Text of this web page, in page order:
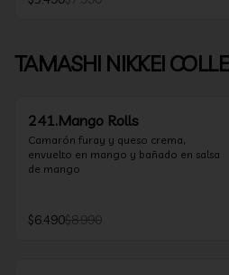
TAMASHI NIKKEI
241.Mango Rolls
Camarón furay y queso crema,
envuelto en mango y bañado en salsa
de mango
$6.490$8.990